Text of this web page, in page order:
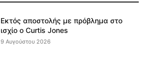
Εκτός αποστολής με πρόβλημα στο
ισχίο ο Curtis Jones
9 Αυγούστου 2026